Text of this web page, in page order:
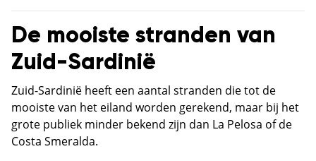
De mooiste stranden van
Zuid-Sardinië
Zuid-Sardinië heeft een aantal stranden die tot de
mooiste van het eiland worden gerekend, maar bij het
grote publiek minder bekend zijn dan La Pelosa of de
Costa Smeralda.